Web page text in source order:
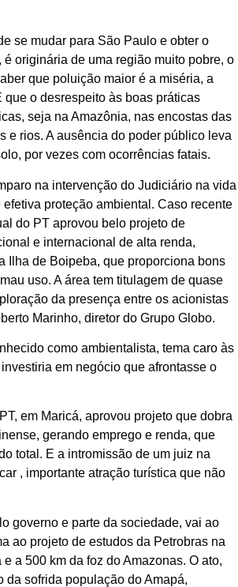
se mudar para São Paulo e obter o
originária de uma região muito pobre, o
que poluição maior é a miséria, a
que o desrespeito às boas práticas
seja na Amazônia, nas encostas das
e rios. A ausência do poder público leva
por vezes com ocorrências fatais.
na intervenção do Judiciário na vida
proteção ambiental. Caso recente
do PT aprovou belo projeto de
e internacional de alta renda,
Ilha de Boipeba, que proporciona bons
uso. A área tem titulagem de quase
da presença entre os acionistas
Marinho, diretor do Grupo Globo.
como ambientalista, tema caro às
em negócio que afrontasse o
em Maricá, aprovou projeto que dobra
gerando emprego e renda, que
total. E a intromissão de um juiz na
, importante atração turística que não
governo e parte da sociedade, vai ao
ao projeto de estudos da Petrobras na
a 500 km da foz do Amazonas. O ato,
da sofrida população do Amapá,